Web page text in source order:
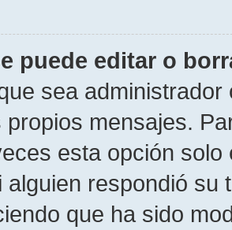
puede editar o
sea
propios mensajes.
esta opción
alguien respondió
que ha sido